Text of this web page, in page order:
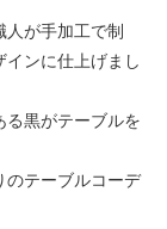
人が手加工で制
ンに仕上げまし
る黒がテーブルを
のテーブルコーデ